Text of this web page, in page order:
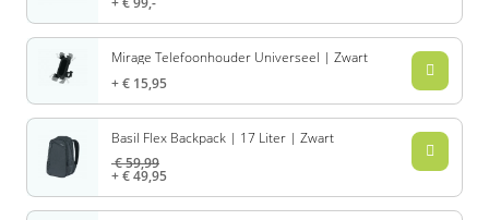
Rivel
Sparta
Stella
Union
Phylion
Qwic
Sparta
Stella
Mirage Telefoonhouder Universeel | Zwart
€ 15,95
Basil Flex Backpack | 17 Liter | Zwart
€ 59,99
€ 49,95